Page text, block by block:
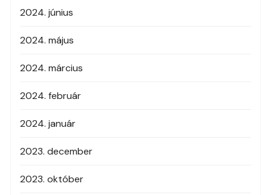
2024. június
2024. május
2024. március
2024. február
2024. január
2023. december
2023. október